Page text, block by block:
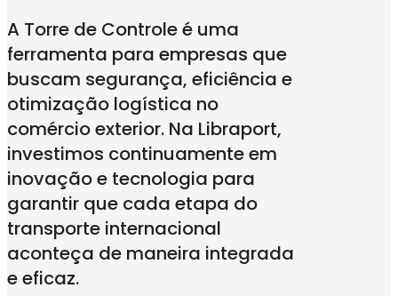
A Torre de Controle é uma
ferramenta para empresas que
buscam segurança, eficiência e
otimização logística no
comércio exterior. Na Libraport,
investimos continuamente em
inovação e tecnologia para
garantir que cada etapa do
transporte internacional
aconteça de maneira integrada
e eficaz.